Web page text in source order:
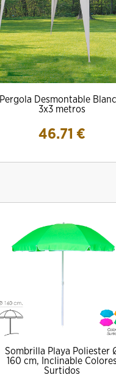
Pergola Desmontable
3x3 metros
46.71 €
Sombrilla Playa Poliester
160 cm, Inclinable Colores
Surtidos